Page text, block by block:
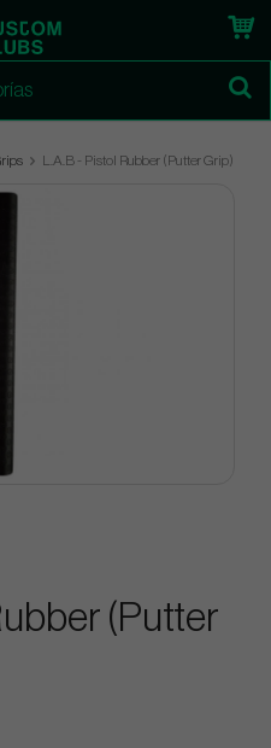
L.A.B - Pistol Rubber (Putter Grip)
(Putter